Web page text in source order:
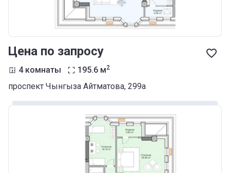
Цена по запросу
4 комнаты 195.6 м2
проспект Чынгыза Айтматова, 299а